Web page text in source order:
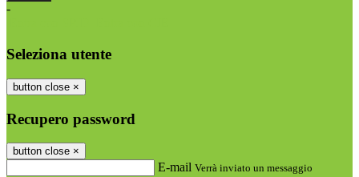
-
Seleziona utente
button close ×
Recupero password
button close ×
E-mail Verrà inviato un messaggio